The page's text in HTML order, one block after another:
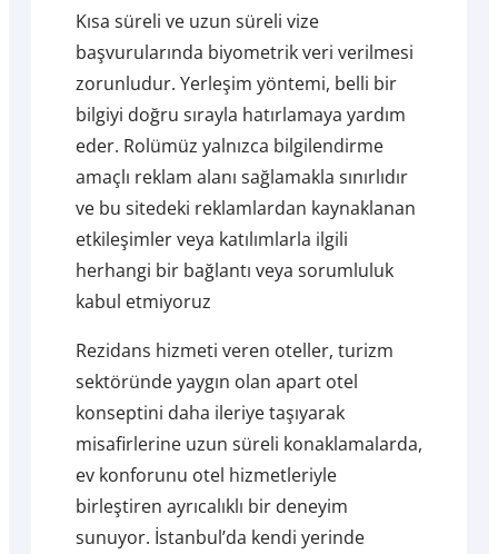
Kısa süreli ve uzun süreli vize
başvurularında biyometrik veri verilmesi
zorunludur. Yerleşim yöntemi, belli bir
bilgiyi doğru sırayla hatırlamaya yardım
eder. Rolümüz yalnızca bilgilendirme
amaçlı reklam alanı sağlamakla sınırlıdır
ve bu sitedeki reklamlardan kaynaklanan
etkileşimler veya katılımlarla ilgili
herhangi bir bağlantı veya sorumluluk
kabul etmiyoruz
Rezidans hizmeti veren oteller, turizm
sektöründe yaygın olan apart otel
konseptini daha ileriye taşıyarak
misafirlerine uzun süreli konaklamalarda,
ev konforunu otel hizmetleriyle
birleştiren ayrıcalıklı bir deneyim
sunuyor. İstanbul’da kendi yerinde